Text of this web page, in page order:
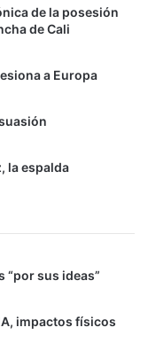
de la posesión
de Cali
a Europa
la espalda
sus ideas”
impactos físicos